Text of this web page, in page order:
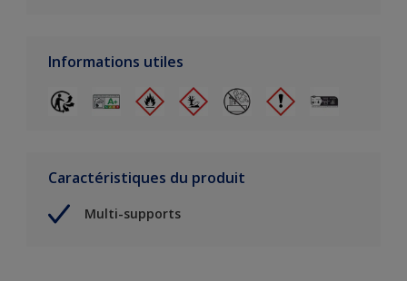
Informations utiles
Caractéristiques du produit
Multi-supports